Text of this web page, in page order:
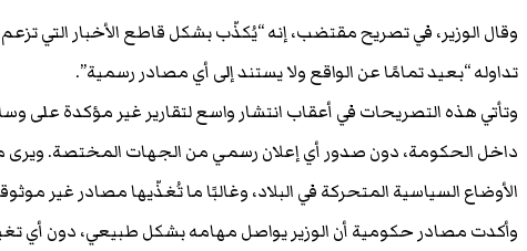
وقال الوزير، في تصريح مقتضب، إنه “يُكذّب بشكل قاطع الأخبار التي
تداوله “بعيد تمامًا عن الواقع ولا يستند إلى أي مصادر رسمية”.
وتأتي هذه التصريحات في أعقاب انتشار واسع لتقارير غير مؤكدة على
داخل الحكومة، دون صدور أي إعلان رسمي من الجهات المختصة. ويرى
الأوضاع السياسية المتحركة في البلاد، وغالبًا ما تُغذّيها مصادر غير
وأكدت مصادر حكومية أن الوزير يواصل مهامه بشكل طبيعي، دون أي